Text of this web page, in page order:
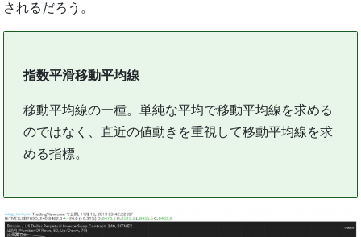
されるだろう。
指数平滑移動平均線
移動平均線の一種。単純な平均で移動平均線を求める
のではなく、直近の値動きを重視して移動平均線を求
める指標。